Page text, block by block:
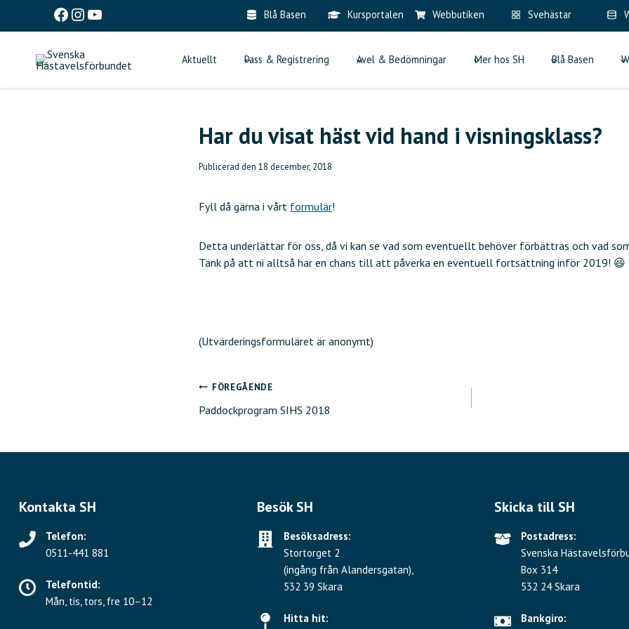
Facebook
Instagram
YouTube Blå Basen Kursportalen Webbutiken Svehästar
Aktuellt Pass & Registrering Avel & Bedömningar Mer hos SH Blå Basen
Har du visat häst vid hand i visningsklass?
Publicerad den 18 december, 2018
Fyll då gärna i vårt formulär!
Detta underlättar för oss, då vi kan se vad som eventuellt behöver förbättras och vad
Tänk på att ni alltså har en chans till att påverka en eventuell fortsättning inför 2019! 😃
(Utvärderingsformuläret är anonymt)
Inläggsnavigering
FÖREGÅENDE
Paddockprogram SIHS 2018
Kontakta SH
Telefon:
0511-441 881
Telefontid:
Mån, tis, tors, fre 10–12
Besök SH
Besöksadress:
Stortorget 2
(ingång från Alandersgatan),
532 39 Skara
Hitta hit:
Skicka till SH
Postadress:
Svenska
Box 314
532 24 Skara
Bankgiro: